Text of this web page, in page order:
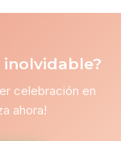
celebración en
ahora!